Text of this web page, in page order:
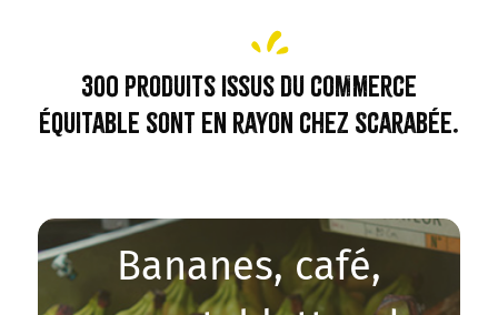
300 produits issus du commerce
équitable sont en rayon chez Scarabée.
Bananes, café,